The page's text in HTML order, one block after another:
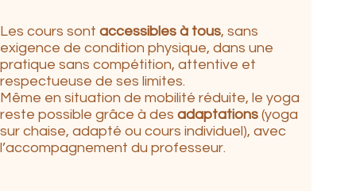
Les cours sont accessibles à tous, sans
exigence de condition physique, dans une
pratique sans compétition, attentive et
respectueuse de ses limites.
Même en situation de mobilité réduite, le yoga
reste possible grâce à des adaptations (yoga
sur chaise, adapté ou cours individuel), avec
l’accompagnement du professeur.